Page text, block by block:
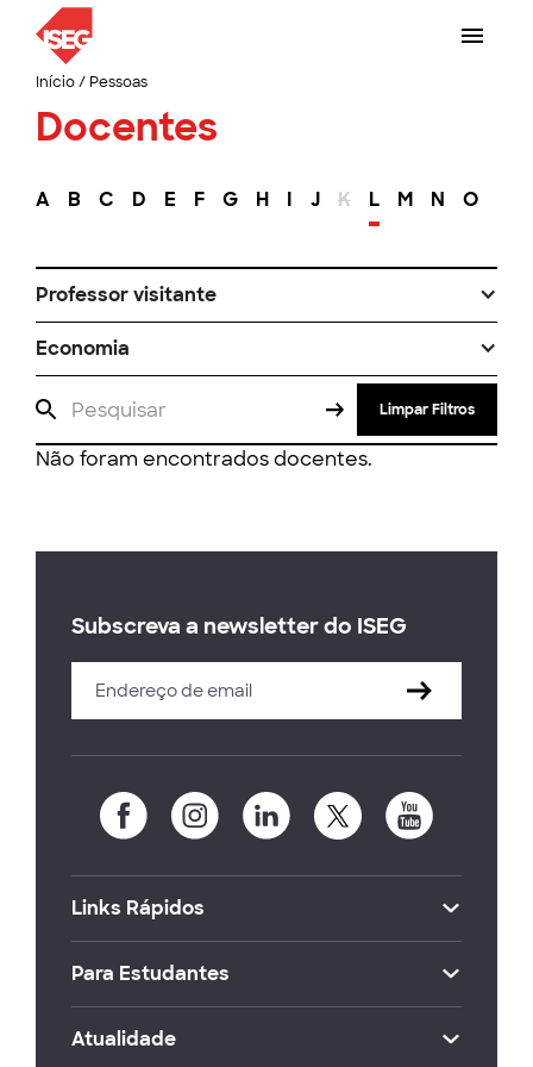
Início/ Pessoas
Docentes
A B C D E F G H I J K L M N O
Professor visitante
Economia
Limpar Filtros
Não foram encontrados docentes.
Subscreva a newsletter do ISEG
Links Rápidos
Para Estudantes
Atualidade